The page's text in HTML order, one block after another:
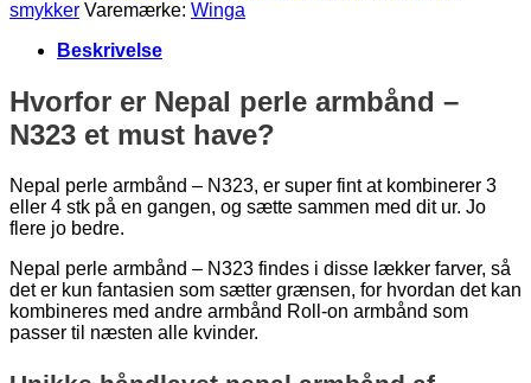
smykker Varemærke: Winga
Beskrivelse
Hvorfor er Nepal perle armbånd –
N323 et must have?
Nepal perle armbånd – N323, er super fint at kombinerer 3
eller 4 stk på en gangen, og sætte sammen med dit ur. Jo
flere jo bedre.
Nepal perle armbånd – N323 findes i disse lækker farver, så
det er kun fantasien som sætter grænsen, for hvordan det kan
kombineres med andre armbånd Roll-on armbånd som
passer til næsten alle kvinder.